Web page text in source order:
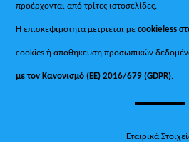
προέρχονται από τρίτες ιστοσελίδες.
Η επισκεψιμότητα μετριέται μεcookieless
cookies ή αποθήκευση προσωπικών
με τον Κανονισμό (ΕΕ) 2016/679 (GDPR).
Εταιρικά